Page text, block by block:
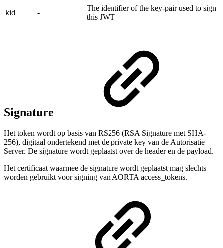
kid -
The identifier of the key-pair used to sign
this JWT
Signature
Het token wordt op basis van RS256 (RSA Signature met SHA-
256), digitaal ondertekend met de private key van de Autorisatie
Server. De signature wordt geplaatst over de header en de payload.
Het certificaat waarmee de signature wordt geplaatst mag slechts
worden gebruikt voor signing van AORTA access_tokens.